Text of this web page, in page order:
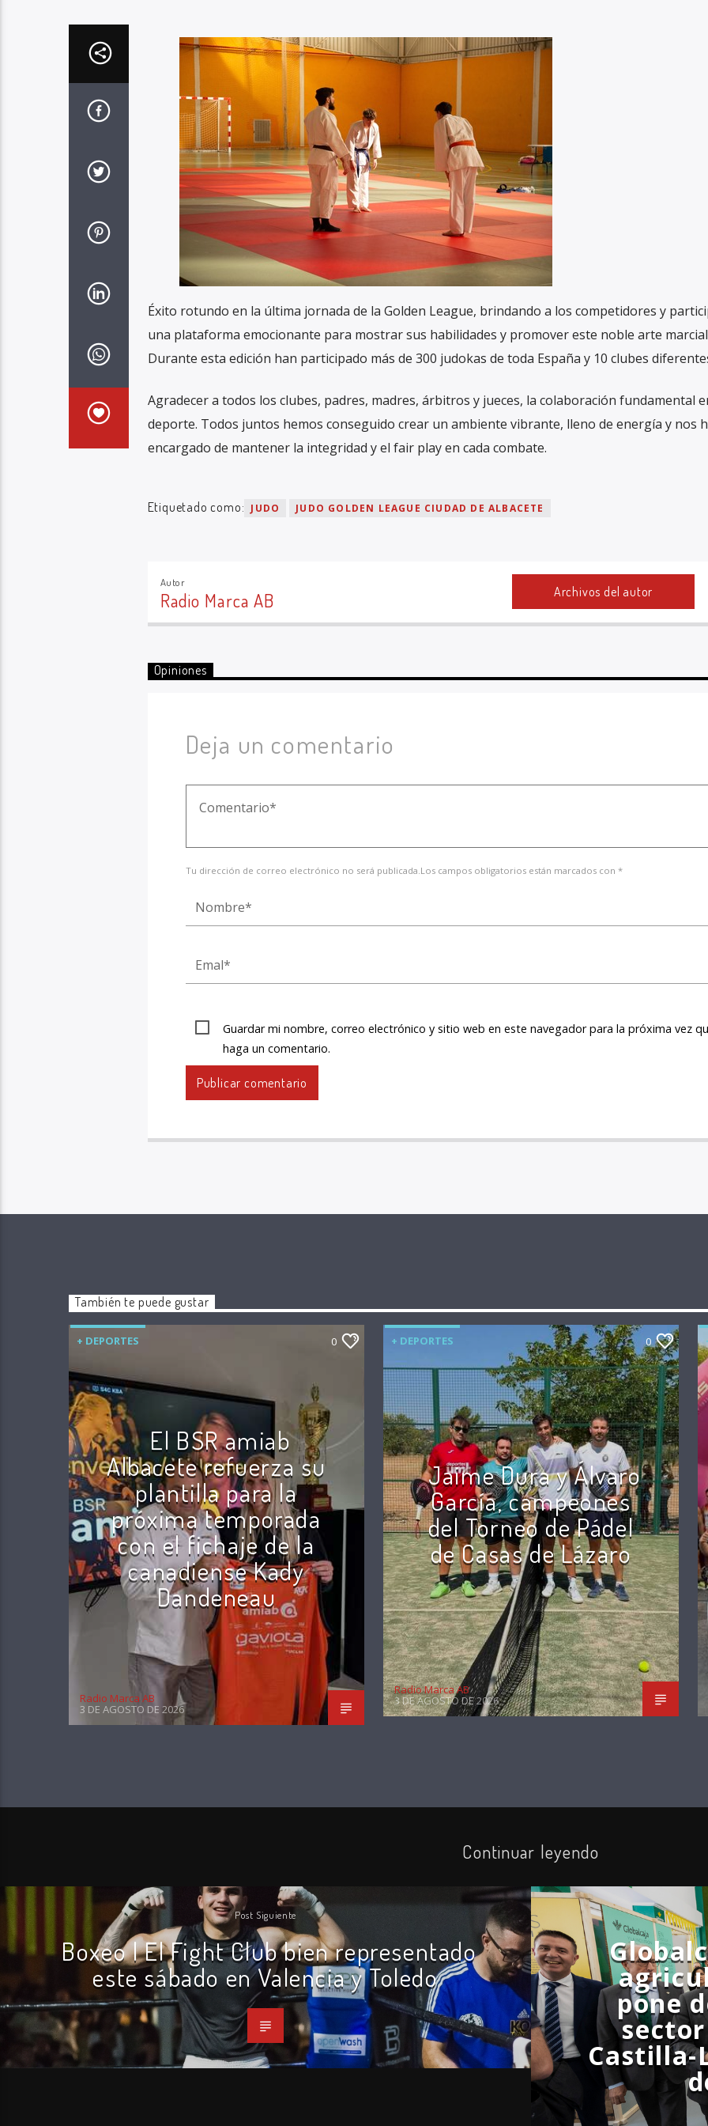
Éxito rotundo en la última jornada de la Golden League, brindando a los competidores y
una plataforma emocionante para mostrar sus habilidades y promover este noble arte
Durante esta edición han participado más de 300 judokas de toda España y 10 clubes
Agradecer a todos los clubes, padres, madres, árbitros y jueces, la colaboración fundamental
deporte. Todos juntos hemos conseguido crear un ambiente vibrante, lleno de energía y nos
encargado de mantener la integridad y el fair play en cada combate.
Etiquetado como: JUDO JUDO GOLDEN LEAGUE CIUDAD DE ALBACETE
Autor
Radio Marca AB Archivos del autor
Opiniones
Deja un comentario
Tu dirección de correo electrónico no será publicada.Los campos obligatorios están marcados con *
Guardar mi nombre, correo electrónico y sitio web en este navegador para la próxima vez
haga un comentario.
También te puede gustar
+ DEPORTES 0
El BSR amiab
Albacete refuerza su
plantilla para la
próxima temporada
con el fichaje de la
canadiense Kady
Dandeneau
Radio Marca AB
3 DE AGOSTO DE 2026
+ DEPORTES 0
Jaime Dura y Álvaro
García, campeones
del Torneo de Pádel
de Casas de Lázaro
Radio Marca AB
3 DE AGOSTO DE 2026
Continuar leyendo
Post Siguiente
Boxeo | El Fight Club bien representado
este sábado en Valencia y Toledo
pone
Castilla-